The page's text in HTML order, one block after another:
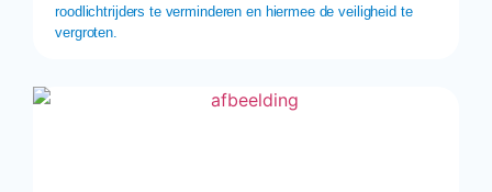
roodlichtrijders te verminderen en hiermee de veiligheid te
vergroten.